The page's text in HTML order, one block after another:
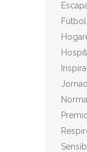
Fútbol